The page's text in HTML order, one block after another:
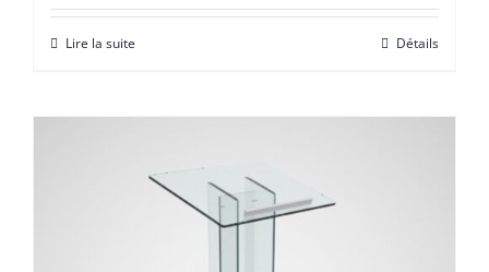
Lire la suite Détails